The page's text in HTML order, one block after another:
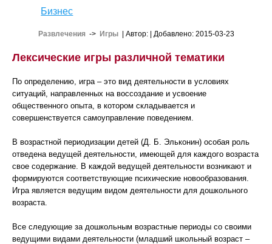
Бизнес
Развлечения -> Игры| Автор: | Добавлено: 2015-03-23
Лексические игры различной тематики
По определению, игра – это вид деятельности в условиях
ситуаций, направленных на воссоздание и усвоение
общественного опыта, в котором складывается и
совершенствуется самоуправление поведением.
В возрастной периодизации детей (Д. Б. Эльконин) особая роль
отведена ведущей деятельности, имеющей для каждого возраста
свое содержание. В каждой ведущей деятельности возникают и
формируются соответствующие психические новообразования.
Игра является ведущим видом деятельности для дошкольного
возраста.
Все следующие за дошкольным возрастные периоды со своими
ведущими видами деятельности (младший школьный возраст –